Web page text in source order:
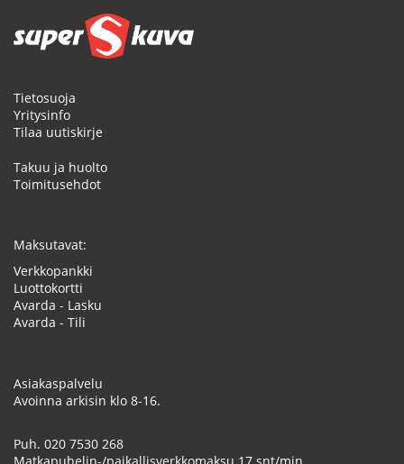
Tietosuoja
Yritysinfo
Tilaa uutiskirje
Takuu ja huolto
Toimitusehdot
Maksutavat:
Verkkopankki
Luottokortti
Avarda - Lasku
Avarda - Tili
Asiakaspalvelu
Avoinna arkisin klo 8-16.
Puh. 020 7530 268